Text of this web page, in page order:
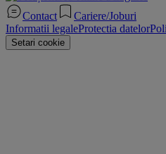
Contact
Cariere/Joburi
Informatii legaleProtectia datelor
Setari cookie